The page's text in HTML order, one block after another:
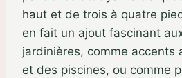
haut et de trois à quatre
en fait un ajout fascinant
jardinières, comme accents
et des piscines, ou comme